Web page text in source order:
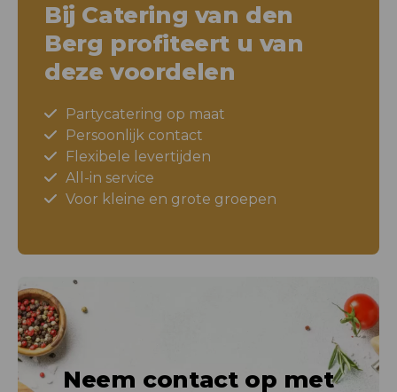
Bij Catering van den
Berg profiteert u van
deze voordelen
Partycatering op maat
Persoonlijk contact
Flexibele levertijden
All-in service
Voor kleine en grote groepen
Neem contact op met